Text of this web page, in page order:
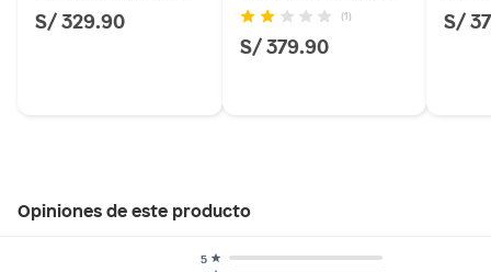
S/ 329.90 (1)
S/ 379.90
S/
Opiniones de este producto
5